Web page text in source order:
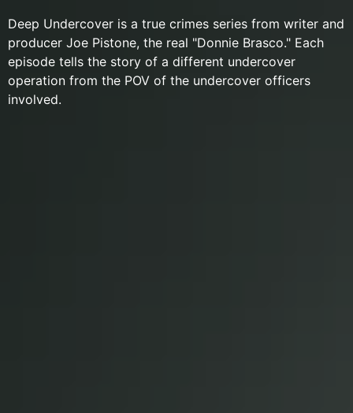
Deep Undercover is a true crimes series from writer and
producer Joe Pistone, the real "Donnie Brasco." Each
episode tells the story of a different undercover
operation from the POV of the undercover officers
involved.